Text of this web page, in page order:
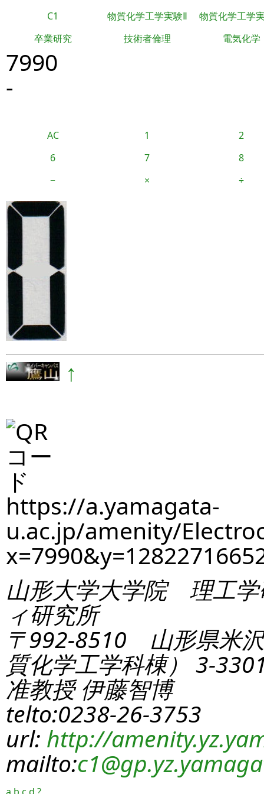
C1 物質化学工学実験Ⅱ
物質化学工学
卒業研究
技術者倫理 電気化学
7990
-
AC 1
2
6
7
8
−
× ÷
↑
https://a.yamagata-
u.ac.jp/amenity/
山形大学大学院 理工学
ィ研究所
〒992-8510 山形県米
質化学工学科棟） 3-
准教授 伊藤智博
telto:0238-26-3753
url: http://
mailto:c1